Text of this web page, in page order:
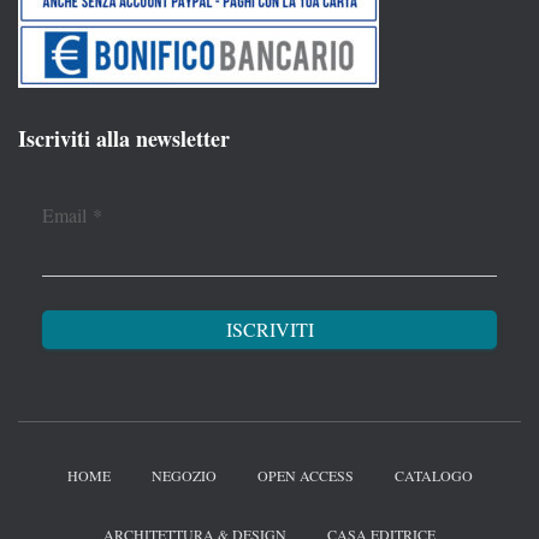
Iscriviti alla newsletter
Email *
HOME NEGOZIO OPEN ACCESS CATALOGO
ARCHITETTURA & DESIGN CASA EDITRICE